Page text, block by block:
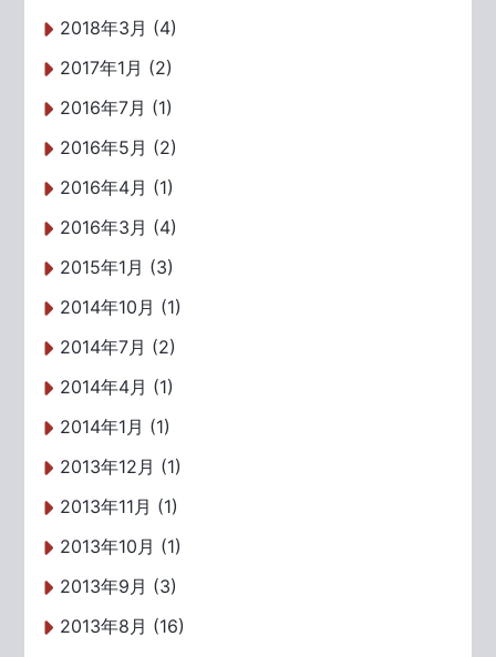
2018年3月 (4)
2017年1月 (2)
2016年7月 (1)
2016年5月 (2)
2016年4月 (1)
2016年3月 (4)
2015年1月 (3)
2014年10月 (1)
2014年7月 (2)
2014年4月 (1)
2014年1月 (1)
2013年12月 (1)
2013年11月 (1)
2013年10月 (1)
2013年9月 (3)
2013年8月 (16)